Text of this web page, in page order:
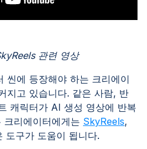
관련 영상
씬에 등장해야 하는 크리에이
지고 있습니다. 같은 사람, 반
캐릭터가 AI 생성 영상에 반복
리에이터에게는 SkyReels,
도구가 도움이 됩니다.